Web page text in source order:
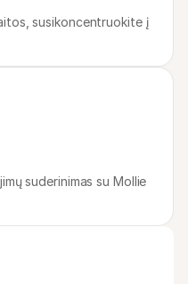
susikoncentruokite į
suderinimas su Mollie